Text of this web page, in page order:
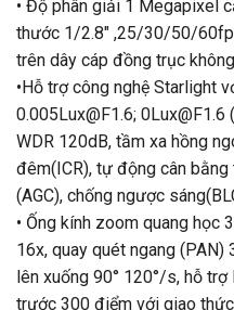
• Độ phân giải 1 Megapixel
thước 1/2.8″ ,25/30/50/
trên dây cáp đồng trục
•Hỗ trợ công nghệ Starlight
0.005Lux@F1.6;
WDR 120dB, tầm xa hồng
đêm(ICR), tự động cân
(AGC), chống ngược
• Ống kính zoom quang
16x, quay quét ngang
lên xuống 90° 120°/s, hỗ
trước 300 điểm với giao